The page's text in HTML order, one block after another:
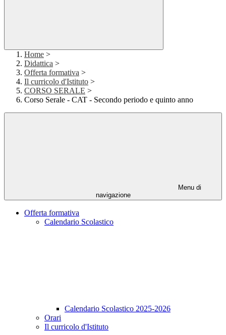
Home >
Didattica >
Offerta formativa >
Il curricolo d'Istituto >
CORSO SERALE >
Corso Serale - CAT - Secondo periodo e quinto anno
Menu di
navigazione
Offerta formativa
Calendario Scolastico
Calendario Scolastico 2025-2026
Orari
Il curricolo d'Istituto